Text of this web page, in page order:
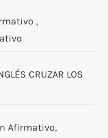
,
CRUZAR LOS
Afirmativo,